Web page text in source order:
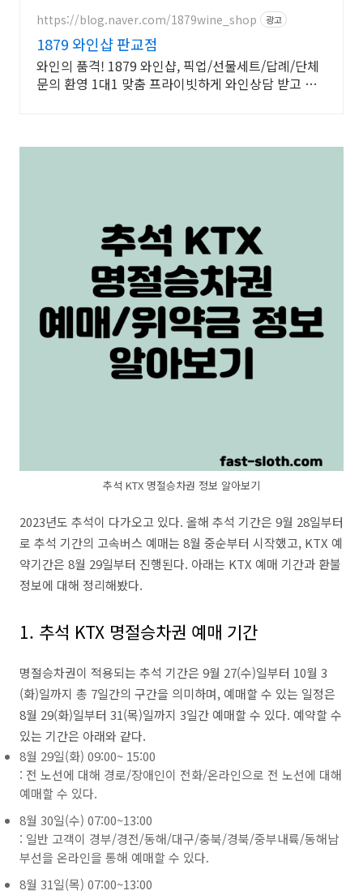
https://blog.naver.com/1879wine_shop 광고
1879 와인샵 판교점
와인의 품격! 1879 와인샵, 픽업/선물세트/답례/단체
문의 환영 1대1 맞춤 프라이빗하게 와인상담 받고 취
추석 KTX 명절승차권 정보 알아보기
2023년도 추석이 다가오고 있다. 올해 추석 기간은 9월 28일부터
로 추석 기간의 고속버스 예매는 8월 중순부터 시작했고, KTX 예
약기간은 8월 29일부터 진행된다. 아래는 KTX 예매 기간과 환불
정보에 대해 정리해봤다.
1. 추석 KTX 명절승차권 예매 기간
명절승차권이 적용되는 추석 기간은 9월 27(수)일부터 10월 3
(화)일까지 총 7일간의 구간을 의미하며, 예매할 수 있는 일정은
8월 29(화)일부터 31(목)일까지 3일간 예매할 수 있다. 예약할 수
있는 기간은 아래와 같다.
8월 29일(화) 09:00~ 15:00
: 전 노선에 대해 경로/장애인이 전화/온라인으로 전 노선에 대해
예매할 수 있다.
8월 30일(수) 07:00~13:00
: 일반 고객이 경부/경전/동해/대구/충북/경북/중부내륙/동해남
부선을 온라인을 통해 예매할 수 있다.
8월 31일(목) 07:00~13:00